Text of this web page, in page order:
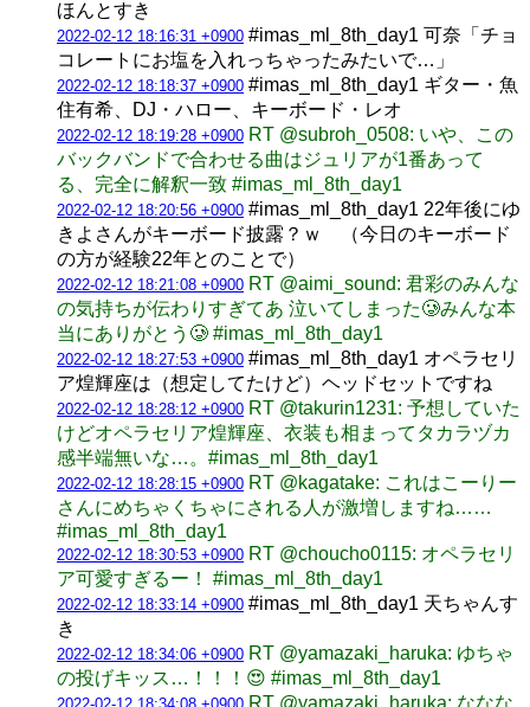
ほんとすき
2022-02-12 18:16:31 +0900 #imas_ml_8th_day1 可奈「チョ
コレートにお塩を入れっちゃったみたいで…」
2022-02-12 18:18:37 +0900 #imas_ml_8th_day1 ギター・魚
住有希、DJ・ハロー、キーボード・レオ
2022-02-12 18:19:28 +0900 RT @subroh_0508: いや、この
バックバンドで合わせる曲はジュリアが1番あって
る、完全に解釈一致 #imas_ml_8th_day1
2022-02-12 18:20:56 +0900 #imas_ml_8th_day1 22年後にゆ
きよさんがキーボード披露？ｗ （今日のキーボード
の方が経験22年とのことで）
2022-02-12 18:21:08 +0900 RT @aimi_sound: 君彩のみんな
の気持ちが伝わりすぎてあ 泣いてしまった🥲みんな本
当にありがとう🥲 #imas_ml_8th_day1
2022-02-12 18:27:53 +0900 #imas_ml_8th_day1 オペラセリ
ア煌輝座は（想定してたけど）ヘッドセットですね
2022-02-12 18:28:12 +0900 RT @takurin1231: 予想していた
けどオペラセリア煌輝座、衣装も相まってタカラヅカ
感半端無いな…。#imas_ml_8th_day1
2022-02-12 18:28:15 +0900 RT @kagatake: これはこーりー
さんにめちゃくちゃにされる人が激増しますね……
#imas_ml_8th_day1
2022-02-12 18:30:53 +0900 RT @choucho0115: オペラセリ
ア可愛すぎるー！ #imas_ml_8th_day1
2022-02-12 18:33:14 +0900 #imas_ml_8th_day1 天ちゃんす
き
2022-02-12 18:34:06 +0900 RT @yamazaki_haruka: ゆちゃ
の投げキッス…！！！😍 #imas_ml_8th_day1
RT @yamazaki_haruka: ななな